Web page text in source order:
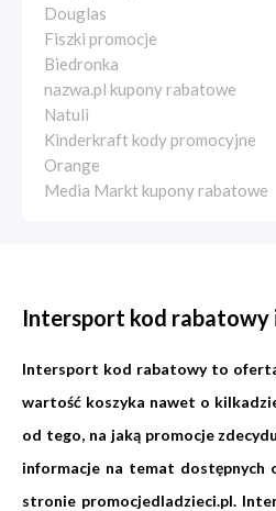
Douglas
Fiszki promocje
Biedronka
nazwa.pl kupony rabatowe
Natuli
Kinderkraft kody promocyjne
Orange
Media Markt kupony rabatowe
Intersport kod rabatowy
Intersport kod rabatowy to
wartość koszyka nawet o
od tego, na jaką promocje
informacje na temat dostępnych
stronie promocjedladzieci.pl.